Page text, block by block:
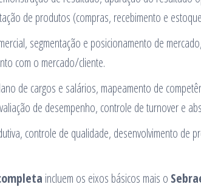
de produtos (compras, recebimento e
segmentação e posicionamento de
com o mercado/cliente.
de cargos e salários, mapeamento de
de desempenho, controle de turnover e
controle de qualidade, desenvolvimento de
incluem os eixos básicos mais o